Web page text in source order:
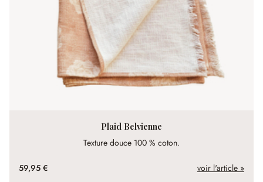
Plaid Belvienne
Texture douce 100 % coton.
59,95 € voir l'article »